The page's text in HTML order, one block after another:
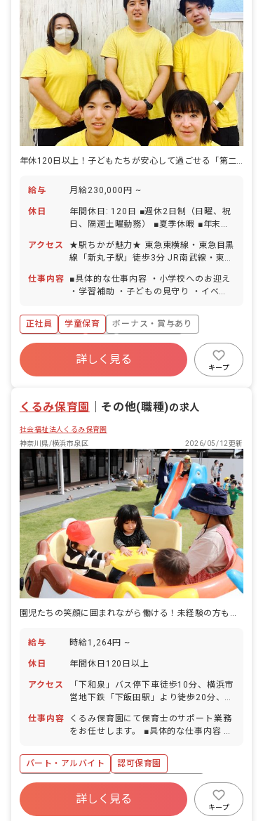
年休120日以上！子どもたちが安心して過ごせる「第二の家」を目指して
給与 月給230,000円 ~
休日
年間休日: 120日 ■週休2日制（日曜、祝
日、隔週土曜勤務） ■夏季休暇 ■年末年
■育児休暇
アクセス
★駅ちかが魅力★ 東急東横線・東急目黒
線「新丸子駅」徒歩3分 JR南武線・東急
にはショッピングモールがあり、仕事帰
りにショッピングも楽しめます！新丸子
買い物にも便利です。
仕事内容
■具体的な仕事内容 ・小学校へのお迎え
・学習補助 ・子どもの見守り ・イベン
に採用します！) ＜クラス定員＞ 80名／
職員7名（施設全体では職員数15名）
正社員 学童保育
ボーナス・賞与あり
社会保険完備
有給
福利厚生充実
昇給昇進あり
産休育休制度
詳しく見る
キープ
くるみ保育園 その他(職種)の求人
社会福祉法人くるみ保育園
神奈川県/横浜市泉区
2026/05/12更新
園児たちの笑顔に囲まれながら働ける！未経験の方も活躍できる環境です
給与 時給1,264円 ~
休日 年間休日120日以上
アクセス
「下和泉」バス停下車徒歩10分、横浜市
営地下鉄「下飯田駅」より徒歩20分、相
イク・自転車通勤可（無料駐車場あり）
仕事内容
くるみ保育園にて保育士のサポート業務
をお任せします。 ■具体的な仕事内容 ・
事や午睡の準備 ・園内清掃・営繕
パート・アルバイト
認可保育園
ボーナス・賞与あり
年間休日120日以上
寮・住宅・家賃補助あり
社会保険完備
詳しく見る
キープ